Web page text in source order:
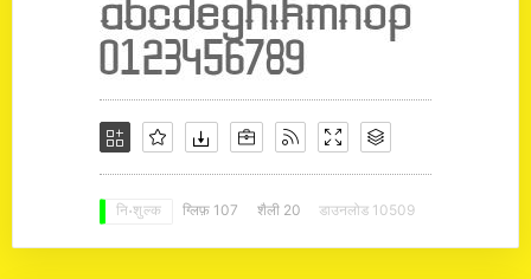
नि: शुल्क ग्लिफ़ 107 शैली 20 डाउनलोड 10509